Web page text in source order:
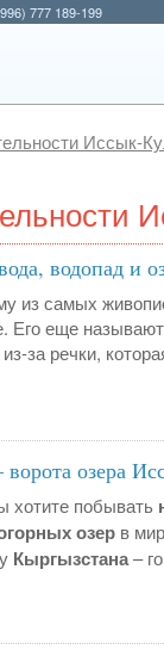
777 189-199
Иссык-
водопад и
из самых
Его еще
за речки,
озера
хотите побывать
озер в
Кыргызстана–